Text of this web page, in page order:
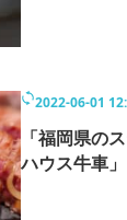
2022-06-01
「福岡県の
ハウス牛車